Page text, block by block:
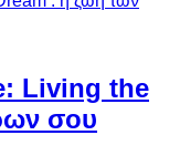
Living the
σου